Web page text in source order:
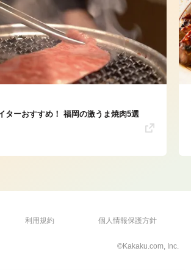
ターおすすめ！ 福岡の激うま焼肉5選
利用規約 個人情報保護方針
©Kakaku.com, Inc.